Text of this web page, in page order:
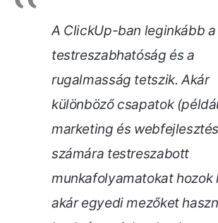
A ClickUp-ban leginkább a
testreszabhatóság és a
rugalmasság tetszik. Akár
különböző csapatok
marketing és
számára testreszabott
munkafolyamatokat hozok
akár egyedi mezőket